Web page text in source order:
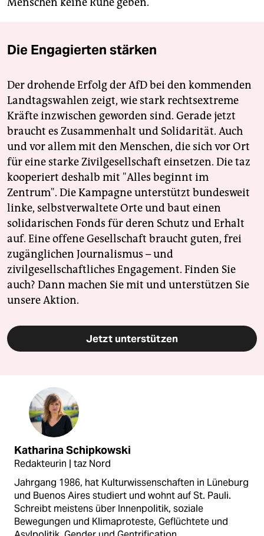
Die Engagierten stärken
Der drohende Erfolg der AfD bei den kommenden
Landtagswahlen zeigt, wie stark rechtsextreme
Kräfte inzwischen geworden sind. Gerade jetzt
braucht es Zusammenhalt und Solidarität. Auch
und vor allem mit den Menschen, die sich vor Ort
für eine starke Zivilgesellschaft einsetzen. Die taz
kooperiert deshalb mit "Alles beginnt im
Zentrum". Die Kampagne unterstützt bundesweit
linke, selbstverwaltete Orte und baut einen
solidarischen Fonds für deren Schutz und Erhalt
auf. Eine offene Gesellschaft braucht guten, frei
zugänglichen Journalismus – und
zivilgesellschaftliches Engagement. Finden Sie
auch? Dann machen Sie mit und unterstützen Sie
unsere Aktion.
Jetzt unterstützen
Katharina Schipkowski
Redakteurin | taz Nord
Jahrgang 1986, hat Kulturwissenschaften in Lüneburg
und Buenos Aires studiert und wohnt auf St. Pauli.
Schreibt meistens über Innenpolitik, soziale
Bewegungen und Klimaproteste, Geflüchtete und